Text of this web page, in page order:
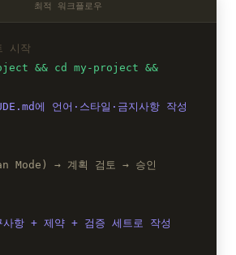
최적 워크플로우
시작
&& cd my-project &&
에 언어·스타일·금지사항 작성
Mode) → 계획 검토 → 승인
사항 + 제약 + 검증 세트로 작성